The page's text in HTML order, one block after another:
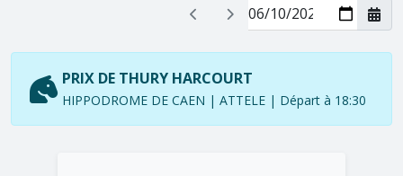
PRIX DE THURY HARCOURT
HIPPODROME DE CAEN | ATTELE | Départ à 18:30